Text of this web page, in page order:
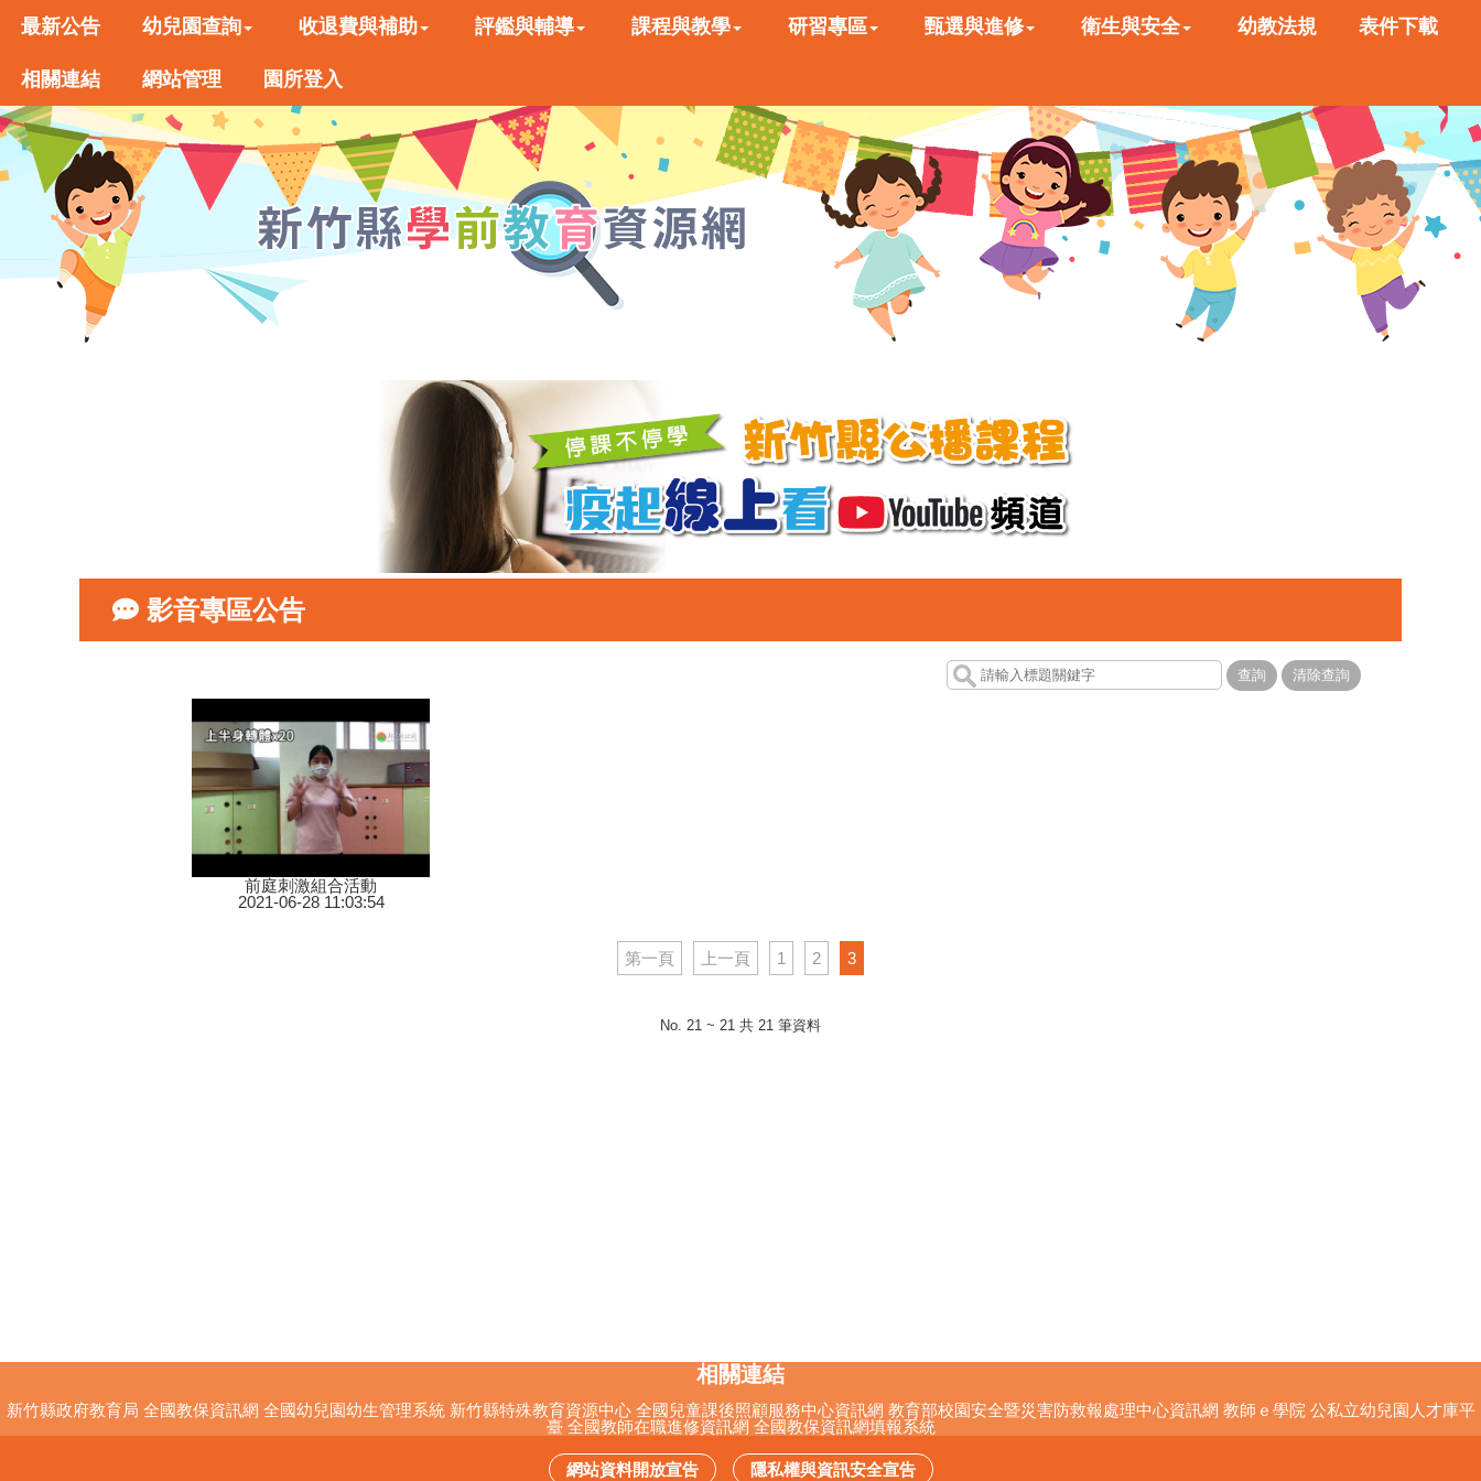
最新公告 幼兒園查詢 收退費與補助 評鑑與輔導 課程與教學 研習專區 甄選與進修 衛生與安全 幼教法規 表件下載
相關連結 網站管理 園所登入
影音專區公告
前庭刺激組合活動
2021-06-28 11:03:54
第一頁 上一頁 1 2 3
No. 21 ~ 21 共 21 筆資料
相關連結
新竹縣政府教育局 全國教保資訊網 全國幼兒園幼生管理系統 新竹縣特殊教育資源中心 全國兒童課後照顧服務中心資訊網 教育部校園安全暨災害防救報處理中心資訊網 教師ｅ學院 公私立幼兒園人才庫平
臺 全國教師在職進修資訊網 全國教保資訊網填報系統
網站資料開放宣告 隱私權與資訊安全宣告